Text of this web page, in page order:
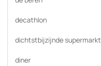
decathlon
dichtstbijzijnde supermarkt
diner